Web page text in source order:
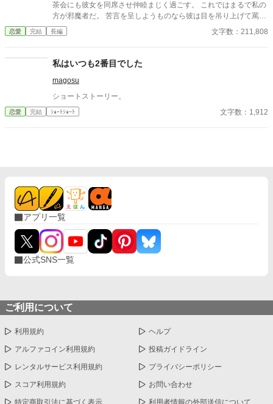
茶会にも彼女を同席させ仲睦まじく過ごす。 これではまるで私の
方が邪魔者だ。 苦言を呈しようものなら彼は目を吊り上げて罵倒
する。 どうして婚約者同士の交流にわざわざ部外者を連れてくる
のか。 彼が何をしたいのかさっぱり分からない。 もうこんな茶番
ら好きにすればいいわ。
恋愛 完結 長編 文字数：211,808
私はいつも2番目でした
magosu
ショートストーリー。
恋愛 完結 ｼｮｰﾄｼｮｰﾄ 文字数：1,912
アプリ一覧
公式SNS一覧
ご利用について
利用規約 ヘルプ
アルファコイン利用規約 投稿ガイドライン
レンタルサービス利用規約 プライバシーポリシー
スコア利用規約 お問い合わせ
特定商取引法に基づく表示 利用者情報の外部送信について